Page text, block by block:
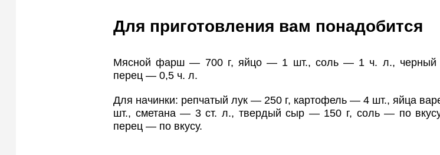
Для приготовления вам понадобится
Мясной фарш — 700 г, яйцо — 1 шт., соль — 1 ч. л., черный
перец — 0,5 ч. л.
Для начинки: репчатый лук — 250 г, картофель — 4 шт., яйца
шт., сметана — 3 ст. л., твердый сыр — 150 г, соль — по
перец — по вкусу.